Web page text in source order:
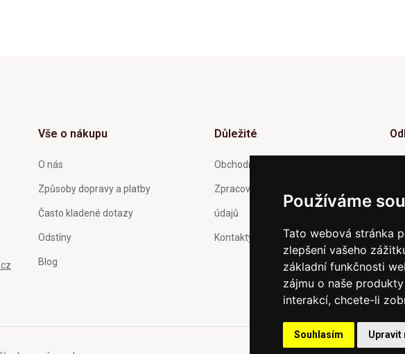
Používáme
Tato webová stránka
zlepšení vašeho
základní funkčnosti
zájmu o naše
interakcí, chcete-li
Souhlasím Upravit
Vše o nákupu
O nás
Způsoby dopravy a platby
Často kladené dotazy
Odstíny
Blog
Důležité
Obchodní podmínky
Zpracování a ochrana osobních
údajů
Kontakty